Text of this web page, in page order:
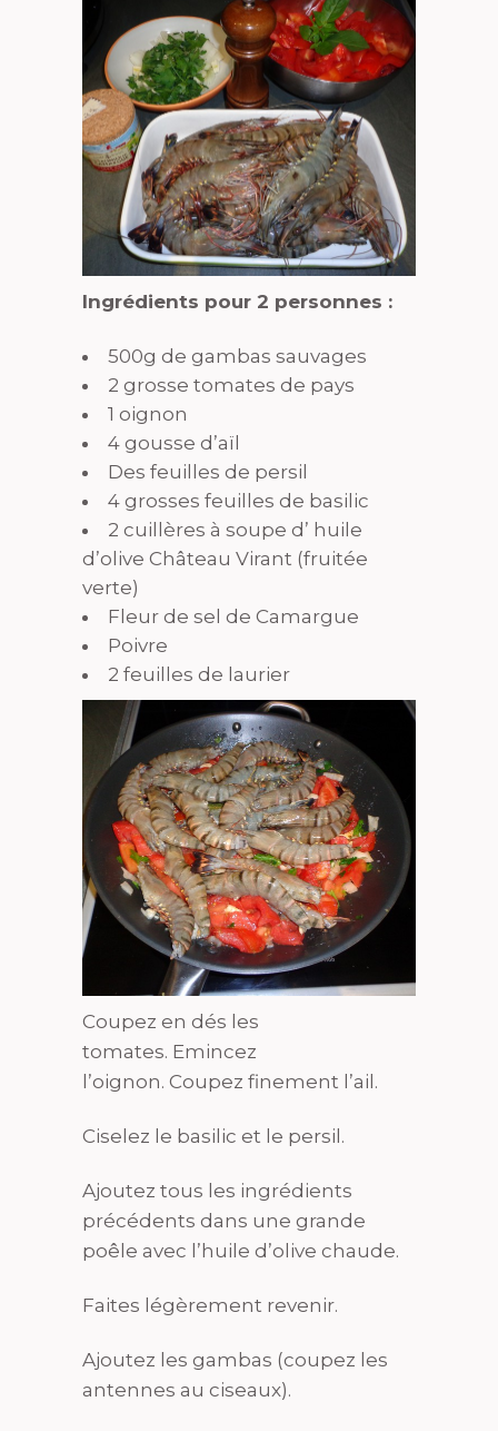
Ingrédients pour 2 personnes :
500g de gambas sauvages
2 grosse tomates de pays
1 oignon
4 gousse d’aïl
Des feuilles de persil
4 grosses feuilles de basilic
2 cuillères à soupe d’ huile
d’olive Château Virant (fruitée
verte)
Fleur de sel de Camargue
Poivre
2 feuilles de laurier
Coupez en dés les
tomates. Emincez
l’oignon. Coupez finement l’ail.
Ciselez le basilic et le persil.
Ajoutez tous les ingrédients
précédents dans une grande
poêle avec l’huile d’olive chaude.
Faites légèrement revenir.
Ajoutez les gambas (coupez les
antennes au ciseaux).